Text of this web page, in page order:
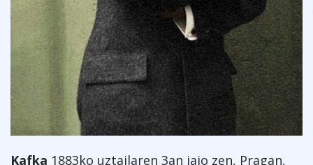
Kafka 1883ko uztailaren 3an jaio zen, Pragan,